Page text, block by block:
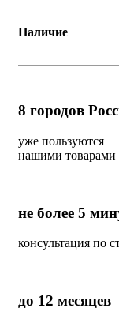
Наличие
8 городов
уже пользуются
нашими товарами
не более 5
консультация по
до 12 месяцев